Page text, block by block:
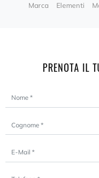
Marca Elementi
PRENOTA IL